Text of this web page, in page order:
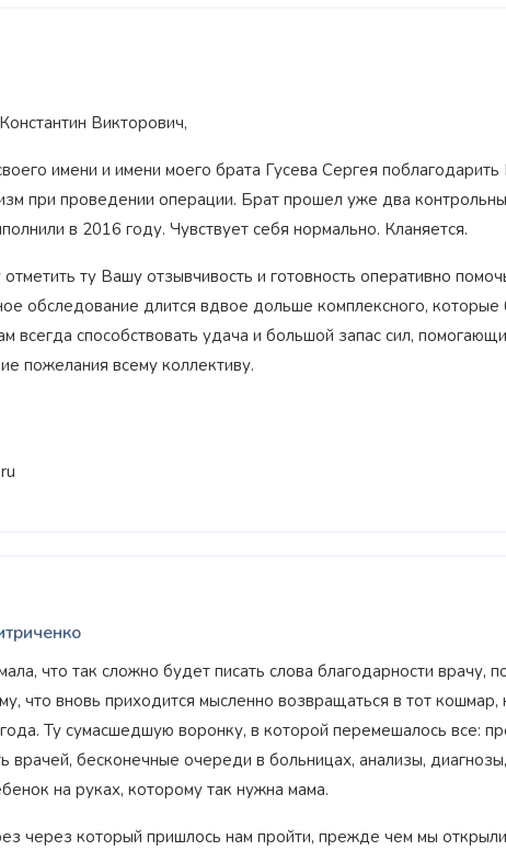
Викторович,
имени и имени моего брата Гусева Сергея поблагодарить
при проведении операции. Брат прошел уже два
в 2016 году. Чувствует себя нормально. Кланяется.
ту Вашу отзывчивость и готовность оперативно
обследование длится вдвое дольше комплексного,
всегда способствовать удача и большой запас сил,
пожелания всему коллективу.
что так сложно будет писать слова благодарности врачу,
что вновь приходится мысленно возвращаться в тот
Ту сумасшедшую воронку, в которой перемешалось все:
врачей, бесконечные очереди в больницах, анализы,
на руках, которому так нужна мама.
через который пришлось нам пройти, прежде чем мы